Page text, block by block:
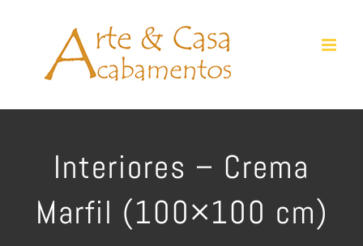
Interiores – Crema
Marfil (100×100 cm)